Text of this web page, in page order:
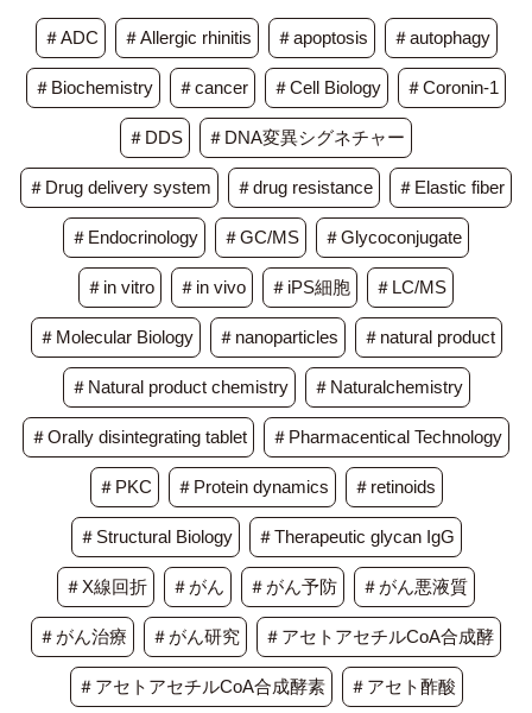
＃ADC ＃Allergic rhinitis ＃apoptosis ＃autophagy
＃Biochemistry ＃cancer ＃Cell Biology ＃Coronin-1
＃DDS ＃DNA変異シグネチャー
＃Drug delivery system ＃drug resistance ＃Elastic fiber
＃Endocrinology ＃GC/MS ＃Glycoconjugate
＃in vitro ＃in vivo ＃iPS細胞 ＃LC/MS
＃Molecular Biology ＃nanoparticles ＃natural product
＃Natural product chemistry ＃Naturalchemistry
＃Orally disintegrating tablet ＃Pharmacentical Technology
＃PKC ＃Protein dynamics ＃retinoids
＃Structural Biology ＃Therapeutic glycan IgG
＃X線回折 ＃がん ＃がん予防 ＃がん悪液質
＃がん治療 ＃がん研究 ＃アセトアセチルCoA合成酵
＃アセトアセチルCoA合成酵素 ＃アセト酢酸